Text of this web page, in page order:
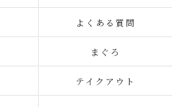
よくある質問
まぐろ
テイクアウト